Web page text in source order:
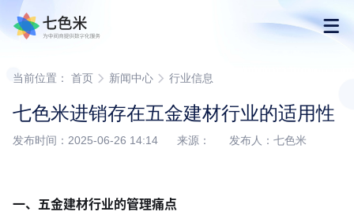
首页
产品
当前位置： 首页 新闻中心 行业信息
七色米进销存在五金建材行业的适用性
发布时间：2025-06-26 14:14 来源： 发布人：七色米
一、五金建材行业的管理痛点